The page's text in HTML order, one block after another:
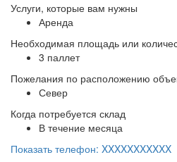
Услуги, которые вам нужны
Аренда
Необходимая площадь или
3 паллет
Пожелания по расположению
Север
Когда потребуется склад
В течение месяца
Показать телефон: XXXXXXXXXXX